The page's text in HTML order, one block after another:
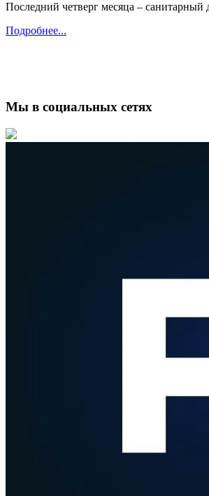
Последний четверг месяца – санитарный
Подробнее...
Мы в социальных сетях